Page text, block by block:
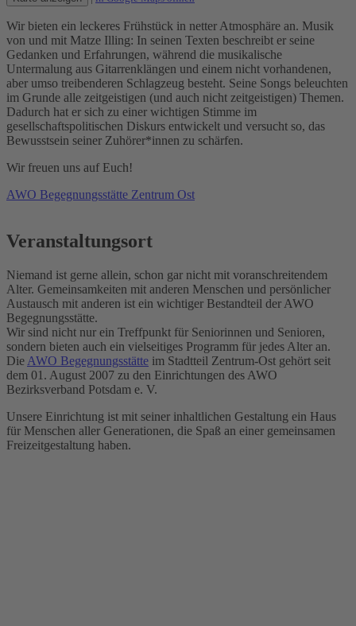
Wir bieten ein leckeres Frühstück in netter Atmosphäre an. Musik
von und mit Matze Illing: In seinen Texten beschreibt er seine
Gedanken und Erfahrungen, während die musikalische
Untermalung aus Gitarrenklängen und einem nicht vorhandenen,
aber umso treibenderen Schlagzeug besteht. Seine Songs beleuchten
im Grunde alle zeitgeistigen (und auch nicht zeitgeistigen) Themen.
Dadurch hat er sich zu einer wichtigen Stimme im
gesellschaftspolitischen Diskurs entwickelt und versucht so, das
Bewusstsein seiner Zuhörer*innen zu schärfen.
Wir freuen uns auf Euch!
AWO Begegnungsstätte Zentrum Ost
Veranstaltungsort
Niemand ist gerne allein, schon gar nicht mit voranschreitendem
Alter. Gemeinsamkeiten mit anderen Menschen und persönlicher
Austausch mit anderen ist ein wichtiger Bestandteil der AWO
Begegnungsstätte.
Wir sind nicht nur ein Treffpunkt für Seniorinnen und Senioren,
sondern bieten auch ein vielseitiges Programm für jedes Alter an.
Die AWO Begegnungsstätte im Stadtteil Zentrum-Ost gehört seit
dem 01. August 2007 zu den Einrichtungen des AWO
Bezirksverband Potsdam e. V.
Unsere Einrichtung ist mit seiner inhaltlichen Gestaltung ein Haus
für Menschen aller Generationen, die Spaß an einer gemeinsamen
Freizeitgestaltung haben.